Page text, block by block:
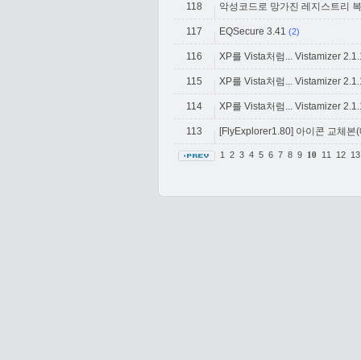
118 악성코드로 망가진 레지스트리
117 EQSecure 3.41 (2)
116 XP를 Vista처럼... Vistamizer
115 XP를 Vista처럼... Vistamizer
114 XP를 Vista처럼... Vistamizer
113 [FlyExplorer1.80] 아이콘 교체본
1 2 3 4 5 6 7 8 9 10 11 12